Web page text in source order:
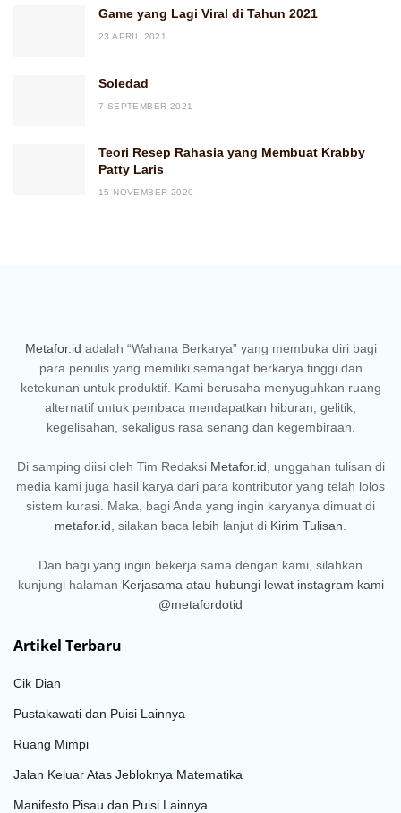
Game yang Lagi Viral di Tahun 2021
23 APRIL 2021
Soledad
7 SEPTEMBER 2021
Teori Resep Rahasia yang Membuat Krabby
Patty Laris
15 NOVEMBER 2020
Metafor.id adalah “Wahana Berkarya” yang membuka diri bagi
para penulis yang memiliki semangat berkarya tinggi dan
ketekunan untuk produktif. Kami berusaha menyuguhkan ruang
alternatif untuk pembaca mendapatkan hiburan, gelitik,
kegelisahan, sekaligus rasa senang dan kegembiraan.
Di samping diisi oleh Tim Redaksi Metafor.id , unggahan tulisan di
media kami juga hasil karya dari para kontributor yang telah lolos
sistem kurasi. Maka, bagi Anda yang ingin karyanya dimuat di
metafor.id , silakan baca lebih lanjut di Kirim Tulisan
Dan bagi yang ingin bekerja sama dengan kami, silahkan
kunjungi halaman Kerjasama atau hubungi lewat instagram kami
@metafordotid
Artikel Terbaru
Cik Dian
Pustakawati dan Puisi Lainnya
Ruang Mimpi
Jalan Keluar Atas Jebloknya Matematika
Manifesto Pisau dan Puisi Lainnya